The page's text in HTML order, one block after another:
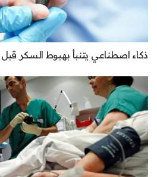
ذكاء اصطناعي يتنبأ بهبوط السكر قبل 24 ساعة